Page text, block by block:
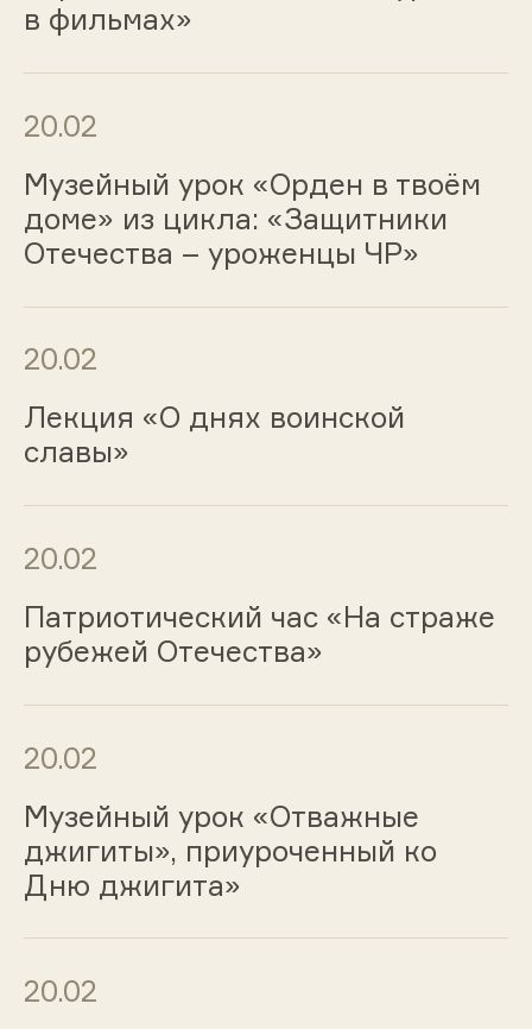
в фильмах»
20.02
Музейный урок «Орден в твоём
доме» из цикла: «Защитники
Отечества – уроженцы ЧР»
20.02
Лекция «О днях воинской
славы»
20.02
Патриотический час «На страже
рубежей Отечества»
20.02
Музейный урок «Отважные
джигиты», приуроченный ко
Дню джигита»
20.02